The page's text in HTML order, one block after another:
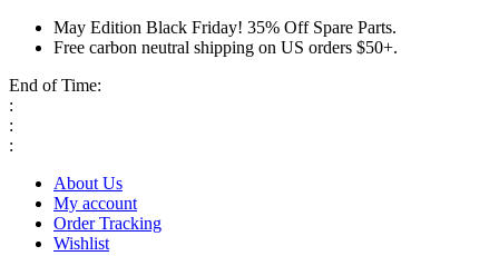
May Edition Black Friday! 35% Off Spare Parts.
Free carbon neutral shipping on US orders $50+.
End of Time:
:
:
:
About Us
My account
Order Tracking
Wishlist